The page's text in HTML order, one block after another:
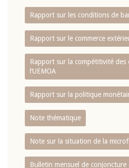
Rapport sur les conditions de
Rapport sur le commerce
Rapport sur la compétitivité des
l‘UEMOA
Rapport sur la politique
Note thématique
Note sur la situation de la
Bulletin mensuel de